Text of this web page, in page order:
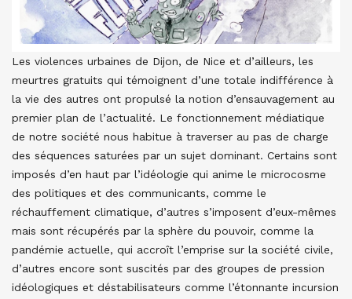
Les violences urbaines de Dijon, de Nice et d’ailleurs, les
meurtres gratuits qui témoignent d’une totale indifférence à
la vie des autres ont propulsé la notion d’ensauvagement au
premier plan de l’actualité. Le fonctionnement médiatique
de notre société nous habitue à traverser au pas de charge
des séquences saturées par un sujet dominant. Certains sont
imposés d’en haut par l’idéologie qui anime le microcosme
des politiques et des communicants, comme le
réchauffement climatique, d’autres s’imposent d’eux-mêmes
mais sont récupérés par la sphère du pouvoir, comme la
pandémie actuelle, qui accroît l’emprise sur la société civile,
d’autres encore sont suscités par des groupes de pression
idéologiques et déstabilisateurs comme l’étonnante incursion